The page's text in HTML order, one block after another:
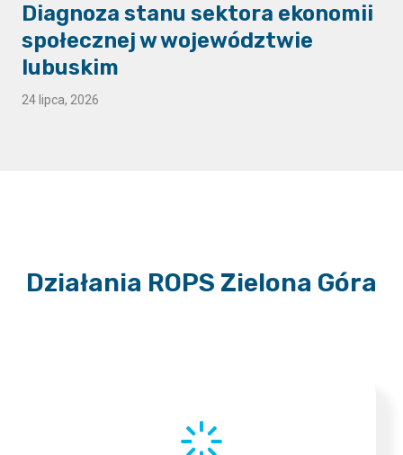
Diagnoza stanu sektora ekonomii
społecznej w województwie
lubuskim
24 lipca, 2026
Działania ROPS Zielona Góra